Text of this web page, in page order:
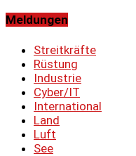
Meldungen
Streitkräfte
Rüstung
Industrie
Cyber/IT
International
Land
Luft
See